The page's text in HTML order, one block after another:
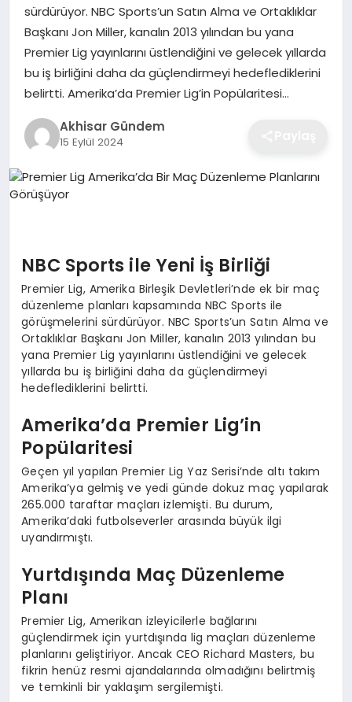
sürdürüyor. NBC Sports’un Satın Alma ve Ortaklıklar
Başkanı Jon Miller, kanalın 2013 yılından bu yana
Premier Lig yayınlarını üstlendiğini ve gelecek yıllarda
bu iş birliğini daha da güçlendirmeyi hedeflediklerini
belirtti. Amerika’da Premier Lig’in Popülaritesi…
Akhisar Gündem
15 Eylül 2024
NBC Sports ile Yeni İş Birliği
Premier Lig, Amerika Birleşik Devletleri’nde ek bir maç
düzenleme planları kapsamında NBC Sports ile
görüşmelerini sürdürüyor. NBC Sports’un Satın Alma ve
Ortaklıklar Başkanı Jon Miller, kanalın 2013 yılından bu
yana Premier Lig yayınlarını üstlendiğini ve gelecek
yıllarda bu iş birliğini daha da güçlendirmeyi
hedeflediklerini belirtti.
Amerika’da Premier Lig’in
Popülaritesi
Geçen yıl yapılan Premier Lig Yaz Serisi’nde altı takım
Amerika’ya gelmiş ve yedi günde dokuz maç yapılarak
265.000 taraftar maçları izlemişti. Bu durum,
Amerika’daki futbolseverler arasında büyük ilgi
uyandırmıştı.
Yurtdışında Maç Düzenleme
Planı
Premier Lig, Amerikan izleyicilerle bağlarını
güçlendirmek için yurtdışında lig maçları düzenleme
planlarını geliştiriyor. Ancak CEO Richard Masters, bu
fikrin henüz resmi ajandalarında olmadığını belirtmiş
ve temkinli bir yaklaşım sergilemişti.